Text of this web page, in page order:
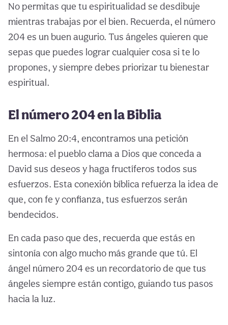
No permitas que tu espiritualidad se desdibuje
mientras trabajas por el bien. Recuerda, el número
204 es un buen augurio. Tus ángeles quieren que
sepas que puedes lograr cualquier cosa si te lo
propones, y siempre debes priorizar tu bienestar
espiritual.
El número 204 en la Biblia
En el Salmo 20:4, encontramos una petición
hermosa: el pueblo clama a Dios que conceda a
David sus deseos y haga fructíferos todos sus
esfuerzos. Esta conexión bíblica refuerza la idea de
que, con fe y confianza, tus esfuerzos serán
bendecidos.
En cada paso que des, recuerda que estás en
sintonía con algo mucho más grande que tú. El
ángel número 204 es un recordatorio de que tus
ángeles siempre están contigo, guiando tus pasos
hacia la luz.